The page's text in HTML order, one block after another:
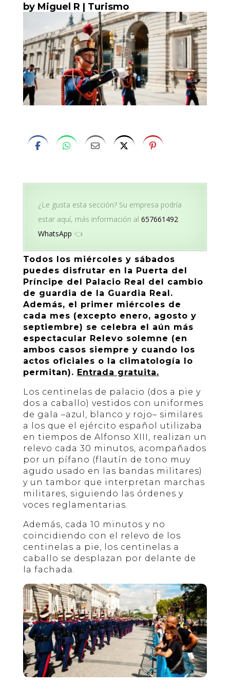
by Miguel R | Turismo
¿Le gusta esta sección? Su empresa podría
estar aquí, más información al 657661492
WhatsApp 👈
Todos los miércoles y sábados
puedes disfrutar en la Puerta del
Príncipe del Palacio Real del cambio
de guardia de la Guardia Real.
Además, el primer miércoles de
cada mes (excepto enero, agosto y
septiembre) se celebra el aún más
espectacular Relevo solemne (en
ambos casos siempre y cuando los
actos oficiales o la climatología lo
permitan). Entrada gratuita.
Los centinelas de palacio (dos a pie y
dos a caballo) vestidos con uniformes
de gala –azul, blanco y rojo– similares
a los que el ejército español utilizaba
en tiempos de Alfonso XIII, realizan un
relevo cada 30 minutos, acompañados
por un pífano (flautín de tono muy
agudo usado en las bandas militares)
y un tambor que interpretan marchas
militares, siguiendo las órdenes y
voces reglamentarias.
Además, cada 10 minutos y no
coincidiendo con el relevo de los
centinelas a pie, los centinelas a
caballo se desplazan por delante de
la fachada.